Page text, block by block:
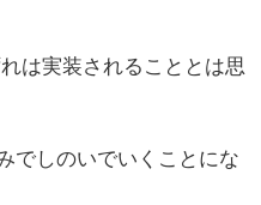
は実装されることとは思
でしのいでいくことにな